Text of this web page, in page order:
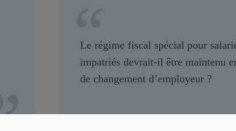
Le régime fiscal spécial pour
impatriés devrait-il être maintenu
de changement d’employeur ?